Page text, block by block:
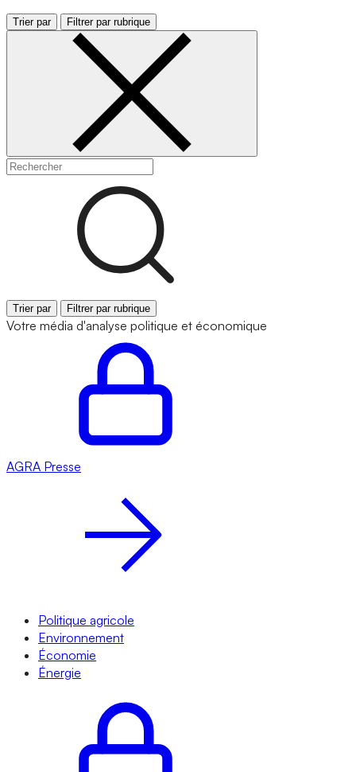
Trier par Filtrer par rubrique
Trier par Filtrer par rubrique
Votre média d'analyse politique et économique
AGRA Presse
Politique agricole
Environnement
Économie
Énergie